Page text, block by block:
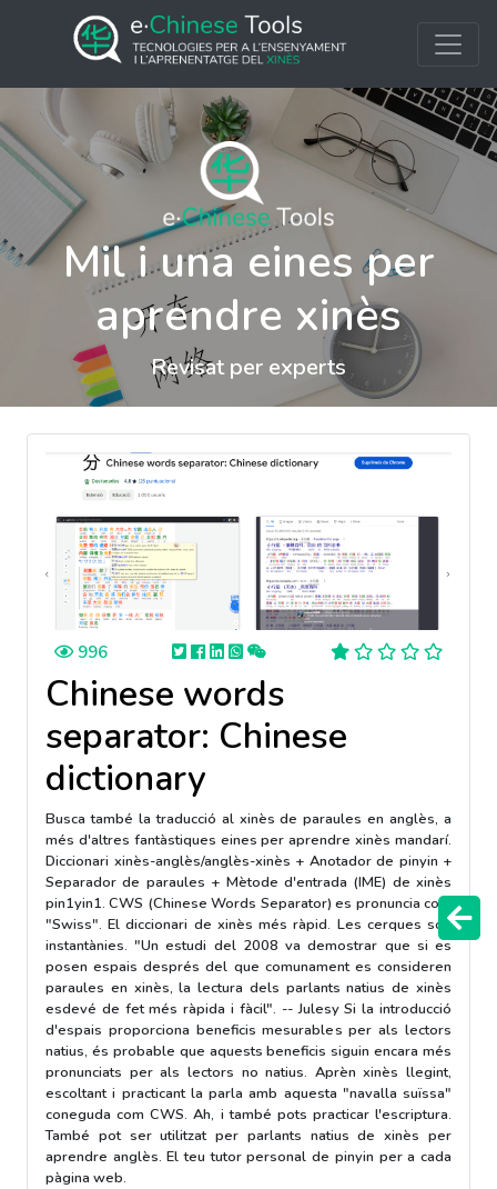
Mil i una eines per
aprendre xinès
Revisat per experts
996
Chinese words
separator: Chinese
dictionary
Busca també la traducció al xinès de paraules en anglès, a
més d'altres fantàstiques eines per aprendre xinès mandarí.
Diccionari xinès-anglès/anglès-xinès + Anotador de pinyin +
Separador de paraules + Mètode d'entrada (IME) de xinès
pin1yin1. CWS (Chinese Words Separator) es pronuncia com
"Swiss". El diccionari de xinès més ràpid. Les cerques són
instantànies. "Un estudi del 2008 va demostrar que si es
posen espais després del que comunament es consideren
paraules en xinès, la lectura dels parlants natius de xinès
esdevé de fet més ràpida i fàcil". -- Julesy Si la introducció
d'espais proporciona beneficis mesurables per als lectors
natius, és probable que aquests beneficis siguin encara més
pronunciats per als lectors no natius. Aprèn xinès llegint,
escoltant i practicant la parla amb aquesta "navalla suïssa"
coneguda com CWS. Ah, i també pots practicar l'escriptura.
També pot ser utilitzat per parlants natius de xinès per
aprendre anglès. El teu tutor personal de pinyin per a cada
pàgina web.